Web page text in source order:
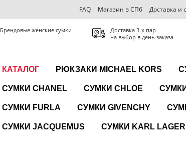
FAQ Магазин в СПб Доставка и
Брендовые женские сумки
Доставка 3-x пар
на выбор в день заказа
КАТАЛОГ РЮКЗАКИ MICHAEL KORS
СУМКИ CHANEL СУМКИ CHLOE СУМКИ
СУМКИ FURLA СУМКИ GIVENCHY
СУМКИ JACQUEMUS СУМКИ KARL